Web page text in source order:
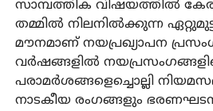
സാമ്പത്തിക വിഷയത്തില്‍
തമ്മില്‍ നിലനില്‍ക്കുന്ന
മൗനമാണ് നയപ്രഖ്യാപന
വര്‍ഷങ്ങളില്‍
പരാമര്‍ശങ്ങളെച്ചൊല്ലി
നാടകീയ രംഗങ്ങളും